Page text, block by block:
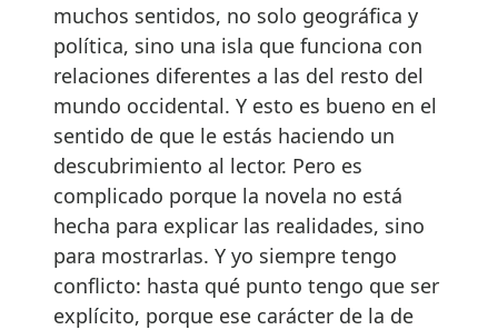
muchos sentidos, no solo geográfica y
política, sino una isla que funciona con
relaciones diferentes a las del resto del
mundo occidental. Y esto es bueno en el
sentido de que le estás haciendo un
descubrimiento al lector. Pero es
complicado porque la novela no está
hecha para explicar las realidades, sino
para mostrarlas. Y yo siempre tengo
conflicto: hasta qué punto tengo que ser
explícito, porque ese carácter de la de